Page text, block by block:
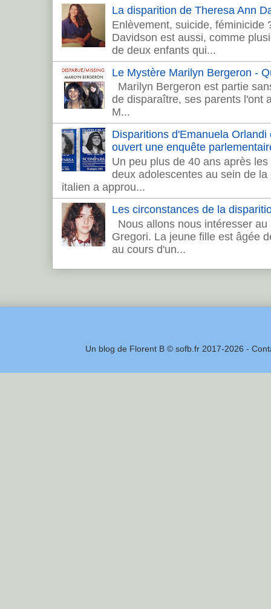
La disparition de Theresa Ann
Enlèvement, suicide, féminicide
Davidson est aussi, comme
de deux enfants qui...
Le Mystère Marilyn Bergeron -
Marilyn Bergeron est partie
de disparaître, ses parents l'ont
M...
Disparitions d'Emanuela
ouvert une enquête
Un peu plus de 40 ans après
deux adolescentes au sein de
italien a approu...
Les circonstances de la
Nous allons nous intéresser
Gregori. La jeune fille est âgée
au cours d'un...
Un blog de Florent B © sofb.fr 2017-2026 -